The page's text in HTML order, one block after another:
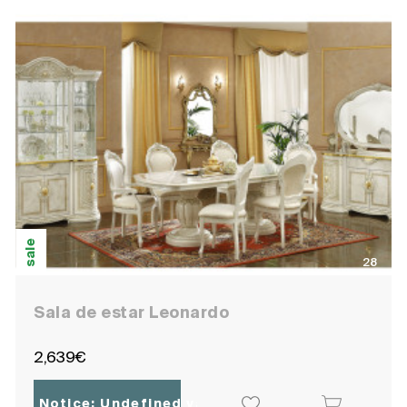
sale 28
Sala de estar Leonardo
2,639€